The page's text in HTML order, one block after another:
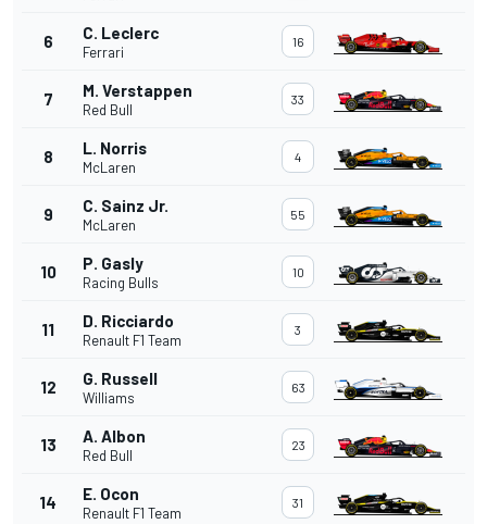
6 C. Leclerc
Ferrari
16
7 M. Verstappen
Red Bull
33
8 L. Norris
McLaren
4
9 C. Sainz Jr.
McLaren
55
10 P. Gasly
Racing Bulls
10
11 D. Ricciardo
Renault F1 Team
3
12 G. Russell
Williams
63
13 A. Albon
Red Bull
23
14 E. Ocon
Renault F1 Team
31